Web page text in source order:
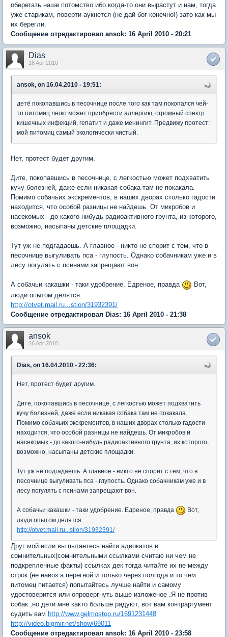
оберегать наше потомство ибо когда-то они вырастут и нам, тогда
уже старикам, поверти аукнется (не дай бог конечно!) зато как мы
их берегли.
Сообщение отредактировал ansok: 16 April 2010 - 20:21
Dias
16 Apr 2010
ansok, on 16.04.2010 - 19:51:
детё покопавшись в песочнице после того как там покопался чей-
то питомиц легко может приобрести аллергию, огромный спектр
кишечных инфекций, гепатит и даже менингит. Предвижу протест:
мой питомиц самый экологически чистый.
Нет, протест будет другим.
Дите, покопавшись в песочнице, с легкостью может подхватить
кучу болезней, даже если никакая собака там не покакала.
Помимо собачьих экскрементов, в наших дворах столько гадости
находится, что особой разницы не найдешь. От микробов и
насекомых - до какого-нибудь радиоактивного грунта, из которого,
возможно, насыпаны детские площадки.
Тут уж не подгадаешь. А главное - никто не спорит с тем, что в
песочнице выгуливать пса - глупость. Однако собачникам уже и в
лесу погулять с псинами запрещают вон.
А собачьи какашки - таки удобрение. Едреное, правда
Вот,
люди опытом делятся:
http://otvet.mail.ru...stion/31932391/
Сообщение отредактировал Dias: 16 April 2010 - 21:38
ansok
16 Apr 2010
Dias, on 16.04.2010 - 22:36:
Нет, протест будет другим.
Дите, покопавшись в песочнице, с легкостью может подхватить
кучу болезней, даже если никакая собака там не покакала.
Помимо собачьих экскрементов, в наших дворах столько гадости
находится, что особой разницы не найдешь. От микробов и
насекомых - до какого-нибудь радиоактивного грунта, из которого,
возможно, насыпаны детские площадки.
Тут уж не подгадаешь. А главное - никто не спорит с тем, что в
песочнице выгуливать пса - глупость. Однако собачникам уже и в
лесу погулять с псинами запрещают вон.
А собачьи какашки - таки удобрение. Едреное, правда
Вот,
люди опытом делятся:
http://otvet.mail.ru...stion/31932391/
Друг мой если вы пытаетесь найти адвокатов в
сомнительных(сомнительными ссылками считаю ни чем не
подкрепленные факты) ссылках дек тогда читайте их не между
строк (не навоз а перегной и только через полгода и то чем
питомец питается) попытайтесь лучше найти и самому
удостоверится или опровергнуть выше изложеное .Я не против
собак ,но дети мне както больше радуют, вот вам контраргумент
судить вам http://www.gelmostop.ru/1691231448
http://video.bigmir.net/show/69011
Сообщение отредактировал ansok: 16 April 2010 - 23:58